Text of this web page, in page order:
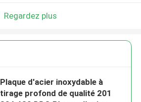
Regardez plus
Plaque d'acier inoxydable à
tirage profond de qualité 201